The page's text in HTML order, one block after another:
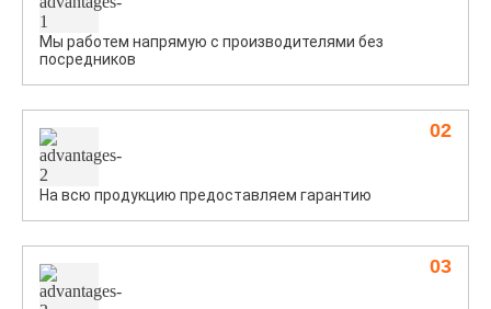
Мы работем напрямую с производителями без
посредников
На всю продукцию предоставляем гарантию
02
03